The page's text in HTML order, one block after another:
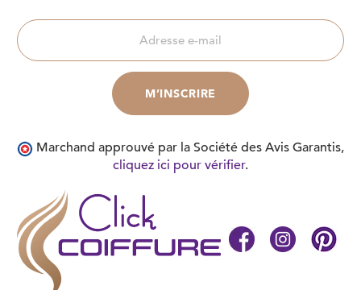
Marchand approuvé par la Société des Avis Garantis,
cliquez ici pour vérifier.